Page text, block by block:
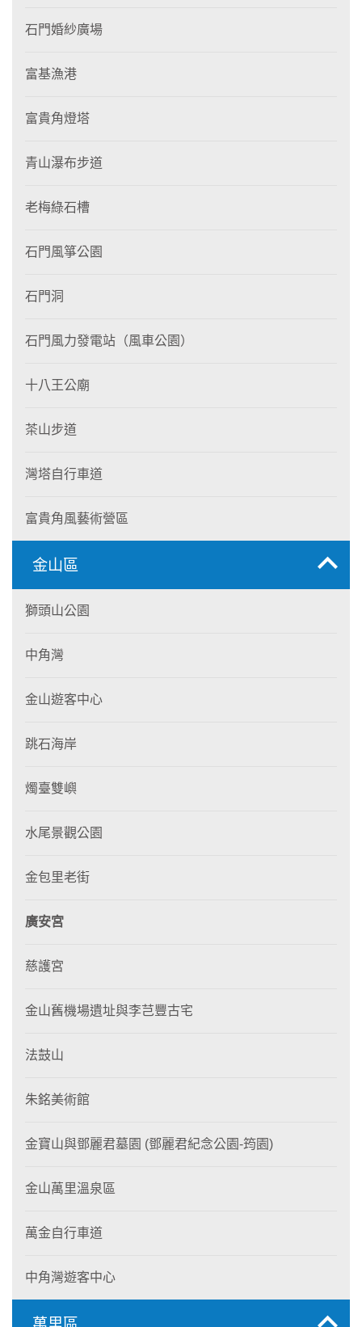
石門婚紗廣場
富基漁港
富貴角燈塔
青山瀑布步道
老梅綠石槽
石門風箏公園
石門洞
石門風力發電站（風車公園）
十八王公廟
茶山步道
灣塔自行車道
富貴角風藝術營區
金山區
獅頭山公園
中角灣
金山遊客中心
跳石海岸
燭臺雙嶼
水尾景觀公園
金包里老街
廣安宮
慈護宮
金山舊機場遺址與李芑豐古宅
法鼓山
朱銘美術館
金寶山與鄧麗君墓園 (鄧麗君紀念公園-筠園)
金山萬里溫泉區
萬金自行車道
中角灣遊客中心